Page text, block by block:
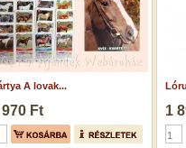
A lovak...
970 Ft 1